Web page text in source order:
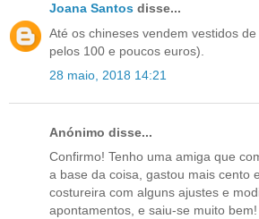
Joana Santos disse...
Até os chineses vendem vestidos
pelos 100 e poucos euros).
28 maio, 2018 14:21
Anónimo disse...
Confirmo! Tenho uma amiga que
a base da coisa, gastou mais cento
costureira com alguns ajustes e
apontamentos, e saiu-se muito